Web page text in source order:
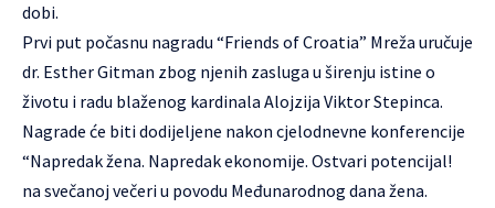
dobi.
Prvi put počasnu nagradu “Friends of Croatia” Mreža uručuje
dr. Esther Gitman zbog njenih zasluga u širenju istine o
životu i radu blaženog kardinala Alojzija Viktor Stepinca.
Nagrade će biti dodijeljene nakon cjelodnevne konferencije
“Napredak žena. Napredak ekonomije. Ostvari potencijal!
na svečanoj večeri u povodu Međunarodnog dana žena.